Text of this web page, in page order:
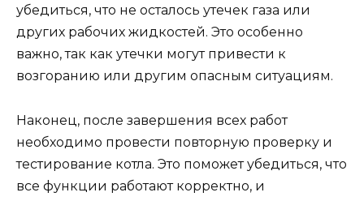
убедиться, что не осталось утечек газа или
других рабочих жидкостей. Это особенно
важно, так как утечки могут привести к
возгоранию или другим опасным ситуациям.
Наконец, после завершения всех работ
необходимо провести повторную проверку и
тестирование котла. Это поможет убедиться, что
все функции работают корректно, и